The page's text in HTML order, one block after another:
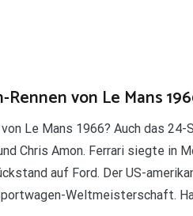
von Le Mans
Le Mans 1966? Auch das
Chris Amon. Ferrari siegte in
auf Ford. Der US-
Weltmeisterschaft.